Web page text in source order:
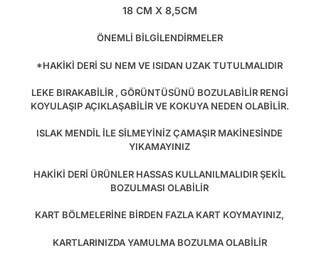
18 CM X 8,5CM
ÖNEMLİ BİLGİLENDİRMELER
*HAKİKİ DERİ SU NEM VE ISIDAN UZAK TUTULMALIDIR
LEKE BIRAKABİLİR , GÖRÜNTÜSÜNÜ BOZULABİLİR RENGİ
KOYULAŞIP AÇIKLAŞABİLİR VE KOKUYA NEDEN OLABİLİR.
ISLAK MENDİL İLE SİLMEYİNİZ ÇAMAŞIR MAKİNESİNDE
YIKAMAYINIZ
HAKİKİ DERİ ÜRÜNLER HASSAS KULLANILMALIDIR ŞEKİL
BOZULMASI OLABİLİR
KART BÖLMELERİNE BİRDEN FAZLA KART KOYMAYINIZ,
KARTLARINIZDA YAMULMA BOZULMA OLABİLİR